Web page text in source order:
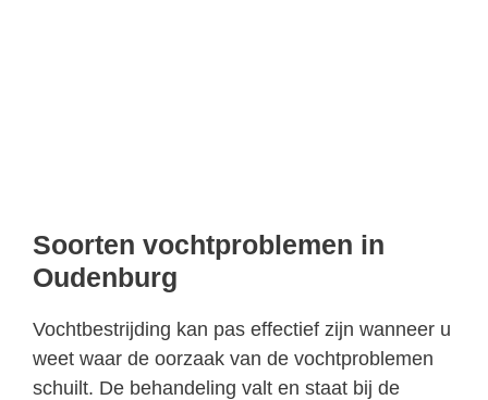
Soorten vochtproblemen in
Oudenburg
Vochtbestrijding kan pas effectief zijn wanneer u
weet waar de oorzaak van de vochtproblemen
schuilt. De behandeling valt en staat bij de